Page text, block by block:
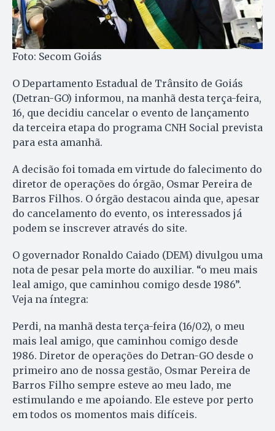
Foto: Secom Goiás
O Departamento Estadual de Trânsito de Goiás
(Detran-GO) informou, na manhã desta terça-feira,
16, que decidiu cancelar o evento de lançamento
da terceira etapa do programa CNH Social prevista
para esta amanhã.
A decisão foi tomada em virtude do falecimento do
diretor de operações do órgão, Osmar Pereira de
Barros Filhos. O órgão destacou ainda que, apesar
do cancelamento do evento, os interessados já
podem se inscrever através do site.
O governador Ronaldo Caiado (DEM) divulgou uma
nota de pesar pela morte do auxiliar. “o meu mais
leal amigo, que caminhou comigo desde 1986”.
Veja na íntegra:
Perdi, na manhã desta terça-feira (16/02), o meu
mais leal amigo, que caminhou comigo desde
1986. Diretor de operações do Detran-GO desde o
primeiro ano de nossa gestão, Osmar Pereira de
Barros Filho sempre esteve ao meu lado, me
estimulando e me apoiando. Ele esteve por perto
em todos os momentos mais difíceis.